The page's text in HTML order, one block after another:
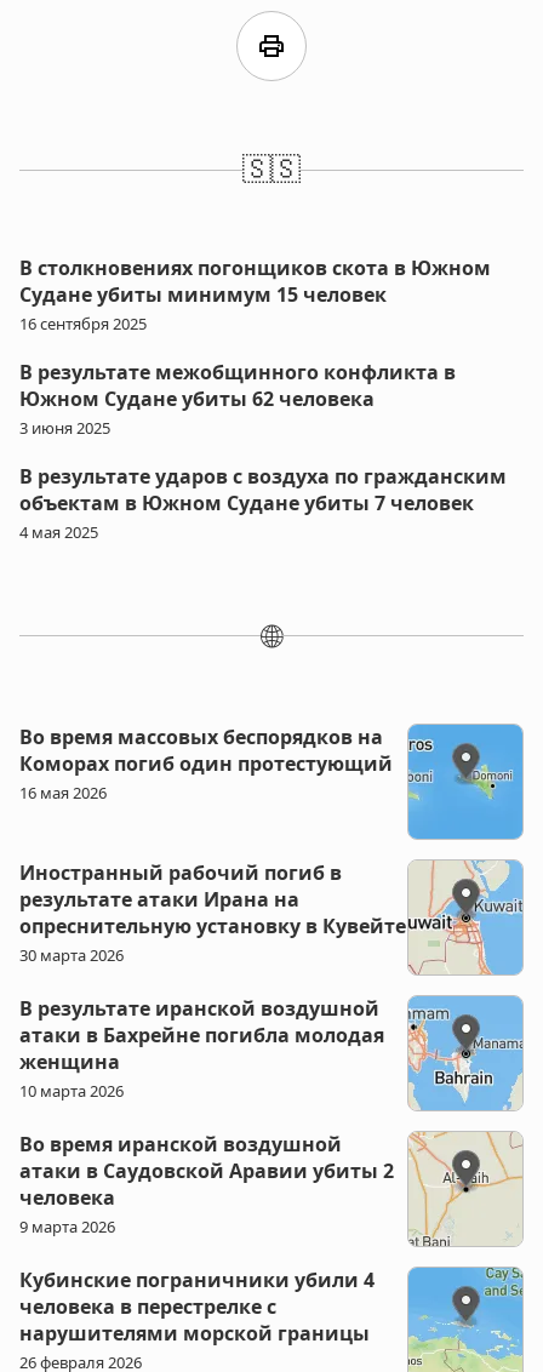
print
🇸🇸
В столкновениях погонщиков скота в Южном
Судане убиты минимум 15 человек
16 сентября 2025
В результате межобщинного конфликта в
Южном Судане убиты 62 человека
3 июня 2025
В результате ударов с воздуха по гражданским
объектам в Южном Судане убиты 7 человек
4 мая 2025
🌐
Во время массовых беспорядков на
Коморах погиб один протестующий
16 мая 2026
Иностранный рабочий погиб в
результате атаки Ирана на
опреснительную установку в Кувейте
30 марта 2026
В результате иранской воздушной
атаки в Бахрейне погибла молодая
женщина
10 марта 2026
Во время иранской воздушной
атаки в Саудовской Аравии убиты 2
человека
9 марта 2026
Кубинские пограничники убили 4
человека в перестрелке с
нарушителями морской границы
26 февраля 2026